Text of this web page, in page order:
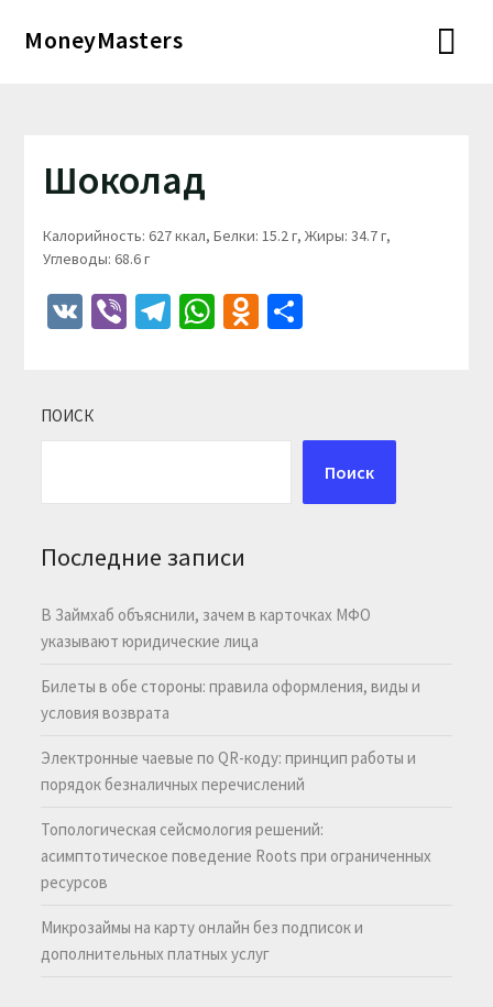
MoneyMasters
Шоколад
Калорийность: 627 ккал, Белки: 15.2 г, Жиры: 34.7 г,
Углеводы: 68.6 г
VKViberTelegram
WhatsApp
Odnoklassniki
Отправить
ПОИСК
Поиск
Последние записи
В Займхаб объяснили, зачем в карточках МФО
указывают юридические лица
Билеты в обе стороны: правила оформления, виды и
условия возврата
Электронные чаевые по QR-коду: принцип работы и
порядок безналичных перечислений
Топологическая сейсмология решений:
асимптотическое поведение Roots при ограниченных
ресурсов
Микрозаймы на карту онлайн без подписок и
дополнительных платных услуг